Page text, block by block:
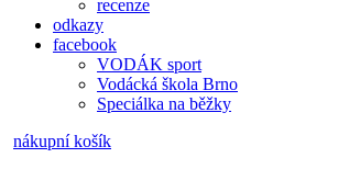
recenze
odkazy
facebook
VODÁK sport
Vodácká škola Brno
Speciálka na běžky
nákupní košík